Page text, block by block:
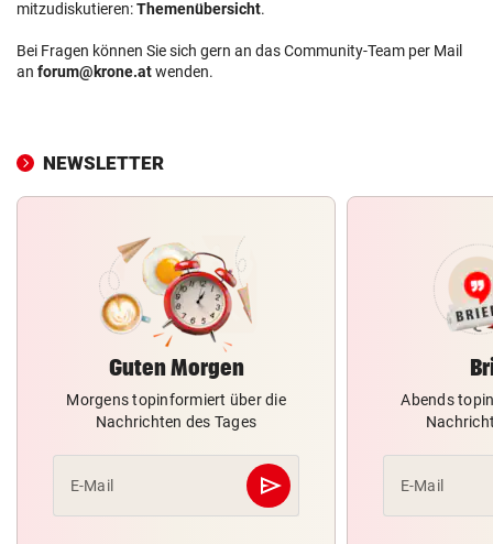
mitzudiskutieren:Themenübersicht.
Bei Fragen können Sie sich gern an das Community-Team per Mail
an forum@krone.atwenden.
NEWSLETTER
Guten Morgen
Morgens topinformiert über die
Nachrichten des Tages
E-Mail send
Abschicken
Abends
E-Mail